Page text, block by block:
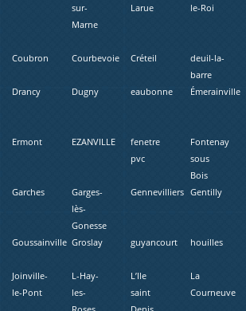
sur-
Marne
Larue
le-Roi
Coubron
Courbevoie Créteil
deuil-la-
barre
Drancy
Dugny eaubonne Émerainville
Ermont
EZANVILLE
fenetre
pvc
Fontenay
sous
Bois
Garches
Garges-
lès-
Gonesse
Gennevilliers Gentilly
Goussainville Groslay guyancourt houilles
Joinville-
le-Pont
L-Hay-
les-
L’Ile
saint
La
Courneuve